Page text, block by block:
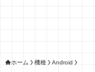
ホーム 機種 Android